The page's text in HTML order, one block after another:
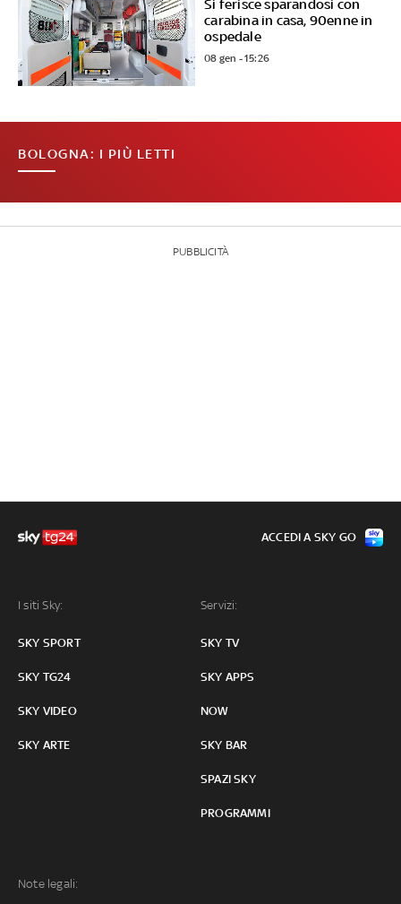
Si ferisce sparandosi con
carabina in casa, 90enne in
ospedale
08 gen - 15:26
BOLOGNA: I PIÙ LETTI
PUBBLICITÀ
I siti Sky:
SKY SPORT
SKY TG24
SKY VIDEO
SKY ARTE
Servizi:
SKY TV
SKY APPS
NOW
SKY BAR
SPAZI SKY
PROGRAMMI
Note legali:
ACCEDI A SKY GO